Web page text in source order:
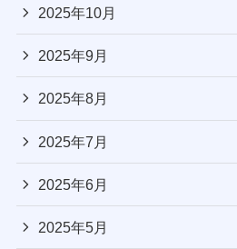
2025年10月
2025年9月
2025年8月
2025年7月
2025年6月
2025年5月